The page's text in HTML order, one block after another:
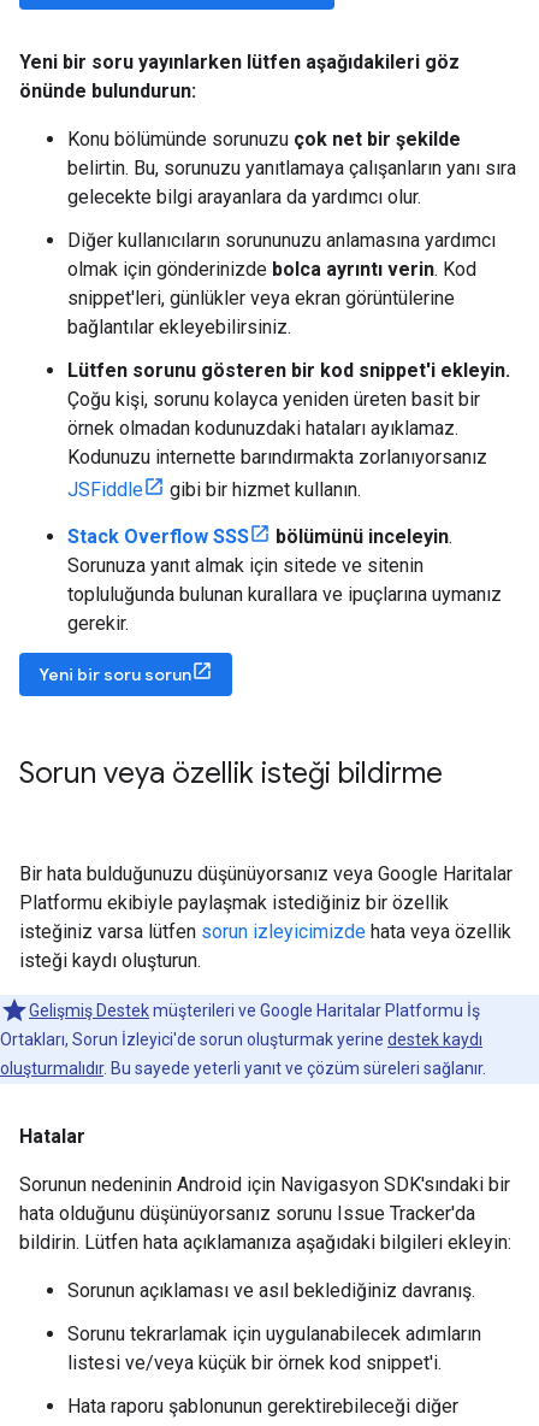
Yeni bir soru yayınlarken lütfen aşağıdakileri göz
önünde bulundurun:
Konu bölümünde sorunuzu çok net bir şekilde
belirtin. Bu, sorunuzu yanıtlamaya çalışanların yanı sıra
gelecekte bilgi arayanlara da yardımcı olur.
Diğer kullanıcıların sorununuzu anlamasına yardımcı
olmak için gönderinizde bolca ayrıntı verin. Kod
snippet'leri, günlükler veya ekran görüntülerine
bağlantılar ekleyebilirsiniz.
Lütfen sorunu gösteren bir kod snippet'i ekleyin.
Çoğu kişi, sorunu kolayca yeniden üreten basit bir
örnek olmadan kodunuzdaki hataları ayıklamaz.
Kodunuzu internette barındırmakta zorlanıyorsanız
JSFiddle
gibi bir hizmet kullanın.
Stack Overflow SSS bölümünü inceleyin.
Sorunuza yanıt almak için sitede ve sitenin
topluluğunda bulunan kurallara ve ipuçlarına uymanız
gerekir.
Yeni bir soru sorun
Sorun veya özellik isteği bildirme
Bir hata bulduğunuzu düşünüyorsanız veya Google Haritalar
Platformu ekibiyle paylaşmak istediğiniz bir özellik
isteğiniz varsa lütfen sorun izleyicimizde hata veya özellik
isteği kaydı oluşturun.
Gelişmiş Destekmüşterileri ve Google Haritalar Platformu İş
Ortakları, Sorun İzleyici'de sorun oluşturmak yerine destek kaydı
oluşturmalıdır. Bu sayede yeterli yanıt ve çözüm süreleri sağlanır.
Hatalar
Sorunun nedeninin Android için Navigasyon SDK'sındaki bir
hata olduğunu düşünüyorsanız sorunu Issue Tracker'da
bildirin. Lütfen hata açıklamanıza aşağıdaki bilgileri ekleyin:
Sorunun açıklaması ve asıl beklediğiniz davranış.
Sorunu tekrarlamak için uygulanabilecek adımların
listesi ve/veya küçük bir örnek kod snippet'i.
Hata raporu şablonunun gerektirebileceği diğer